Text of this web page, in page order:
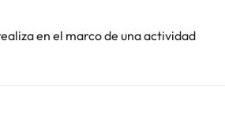
y muchísimo calor en el sur. También
en el marco de una actividad